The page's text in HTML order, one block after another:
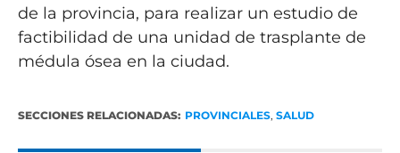
de la provincia, para realizar un estudio de
factibilidad de una unidad de trasplante de
médula ósea en la ciudad.
SECCIONES RELACIONADAS: PROVINCIALES, SALUD